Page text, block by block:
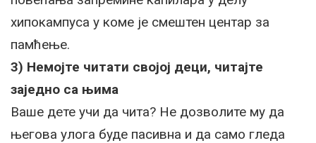
хипокампуса у коме је смештен центар за
памћење.
3) Немојте читати својој деци, читајте
заједно са њима
Ваше дете учи да чита? Не дозволите му да
његова улога буде пасивна и да само гледа